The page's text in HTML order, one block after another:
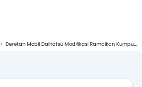
Deretan Mobil Daihatsu Modifikasi Ramaikan Kumpul Sahabat Palembang